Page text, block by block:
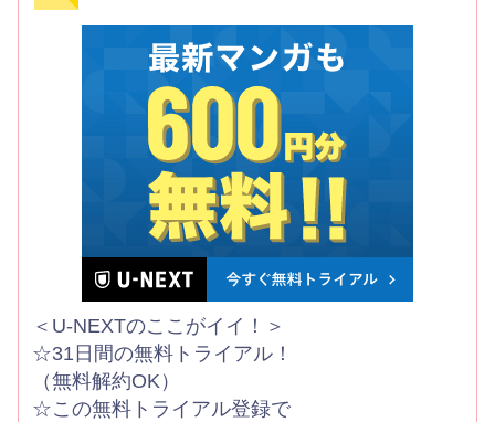
＜U-NEXTのここがイイ！＞
☆31日間の無料トライアル！
（無料解約OK）
☆この無料トライアル登録で